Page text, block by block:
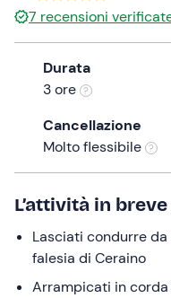
the
question
mark
keyboard
shortcuts
for
changing
dates.
7 recensioni
Durata
3 ore
Cancellazione
Molto flessibile
L’attività in breve
Lasciati condurre
falesia di Ceraino
Arrampicati in